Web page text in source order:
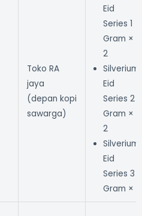
Toko RA
jaya
(depan kopi
sawarga)
Eid
Series 1
Gram ×
2
Silverium
Eid
Series 2
Gram ×
2
Silverium
Eid
Series 3
Gram × 1